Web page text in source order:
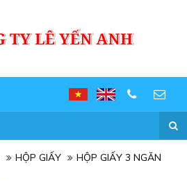
HỘP GIẤY HỘP GIẤY 3 NGĂN